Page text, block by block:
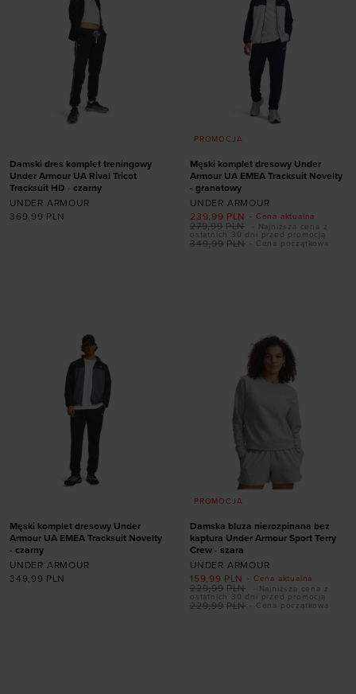
Damski dres komplet treningowy
Under Armour UA Rival Tricot
Tracksuit HD - czarny
UNDER ARMOUR
369,99 PLN
PROMOCJA
Męski komplet dresowy Under
Armour UA EMEA Tracksuit Novelty
- granatowy
UNDER ARMOUR
- Cena aktualna
239,99 PLN
- Cena początkowa
349,99 PLN
279,99 PLN
- Najniższa cena z
ostatnich 30 dni przed promocją
Męski komplet dresowy Under
Armour UA EMEA Tracksuit Novelty
- czarny
UNDER ARMOUR
349,99 PLN
PROMOCJA
Damska bluza nierozpinana bez
kaptura Under Armour Sport Terry
Crew - szara
UNDER ARMOUR
- Cena aktualna
159,99 PLN
- Cena początkowa
229,99 PLN
229,99 PLN
- Najniższa cena z
ostatnich 30 dni przed promocją